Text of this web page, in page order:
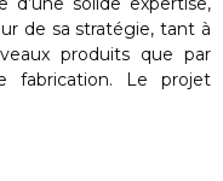
de sa stratégie, tant à
produits que par
fabrication. Le projet